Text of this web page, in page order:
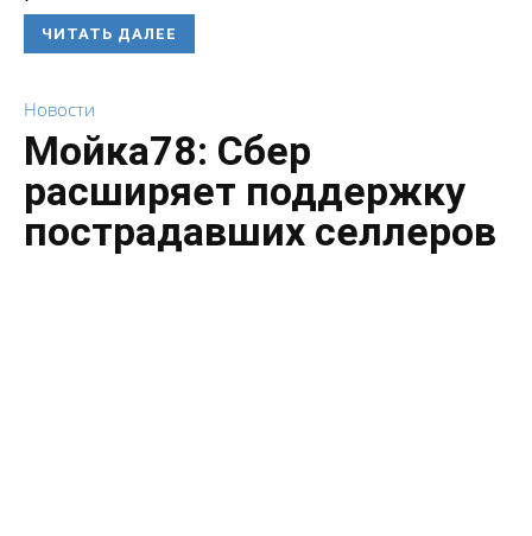
ЧИТАТЬ ДАЛЕЕ
Новости
Мойка78: Сбер
расширяет поддержку
пострадавших селлеров